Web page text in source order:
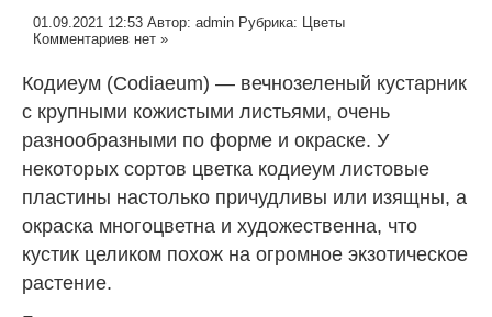
01.09.2021 12:53 Автор: admin Рубрика:
Цветы
Комментариев нет »
Кодиеум (Codiaeum) — вечнозеленый кустарник
с крупными кожистыми листьями, очень
разнообразными по форме и окраске. У
некоторых сортов цветка кодиеум листовые
пластины настолько причудливы или изящны, а
окраска многоцветна и художественна, что
кустик целиком похож на огромное экзотическое
растение.